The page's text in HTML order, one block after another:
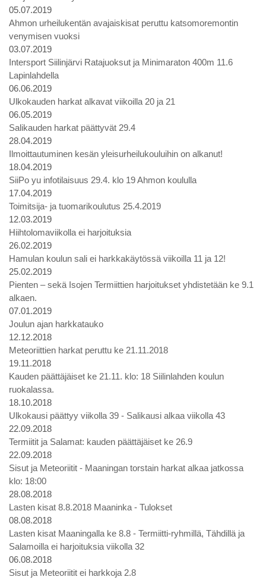
05.07.2019
Ahmon urheilukentän avajaiskisat peruttu katsomoremontin
venymisen vuoksi
03.07.2019
Intersport Siilinjärvi Ratajuoksut ja Minimaraton 400m 11.6
Lapinlahdella
06.06.2019
Ulkokauden harkat alkavat viikoilla 20 ja 21
06.05.2019
Salikauden harkat päättyvät 29.4
28.04.2019
Ilmoittautuminen kesän yleisurheilukouluihin on alkanut!
18.04.2019
SiiPo yu infotilaisuus 29.4. klo 19 Ahmon koululla
17.04.2019
Toimitsija- ja tuomarikoulutus 25.4.2019
12.03.2019
Hiihtolomaviikolla ei harjoituksia
26.02.2019
Hamulan koulun sali ei harkkakäytössä viikoilla 11 ja 12!
25.02.2019
Pienten – sekä Isojen Termiittien harjoitukset yhdistetään ke 9.1
alkaen.
07.01.2019
Joulun ajan harkkatauko
12.12.2018
Meteoriittien harkat peruttu ke 21.11.2018
19.11.2018
Kauden päättäjäiset ke 21.11. klo: 18 Siilinlahden koulun
ruokalassa.
18.10.2018
Ulkokausi päättyy viikolla 39 - Salikausi alkaa viikolla 43
22.09.2018
Termiitit ja Salamat: kauden päättäjäiset ke 26.9
22.09.2018
Sisut ja Meteoriitit - Maaningan torstain harkat alkaa jatkossa
klo: 18:00
28.08.2018
Lasten kisat 8.8.2018 Maaninka - Tulokset
08.08.2018
Lasten kisat Maaningalla ke 8.8 - Termiitti-ryhmillä, Tähdillä ja
Salamoilla ei harjoituksia viikolla 32
06.08.2018
Sisut ja Meteoriitit ei harkkoja 2.8